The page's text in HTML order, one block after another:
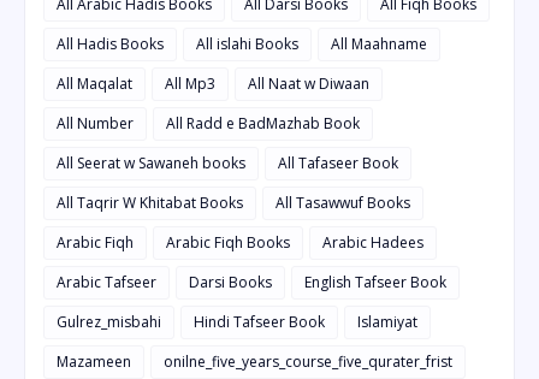
All Arabic Hadis Books
All Darsi Books
All Fiqh Books
All Hadis Books
All islahi Books
All Maahname
All Maqalat
All Mp3
All Naat w Diwaan
All Number
All Radd e BadMazhab Book
All Seerat w Sawaneh books
All Tafaseer Book
All Taqrir W Khitabat Books
All Tasawwuf Books
Arabic Fiqh
Arabic Fiqh Books
Arabic Hadees
Arabic Tafseer
Darsi Books
English Tafseer Book
Gulrez_misbahi
Hindi Tafseer Book
Islamiyat
Mazameen
onilne_five_years_course_five_qurater_frist